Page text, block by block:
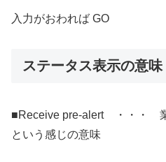
入力がおわれば GO
ステータス表示の意味
■Receive pre-alert ・・・
という感じの意味